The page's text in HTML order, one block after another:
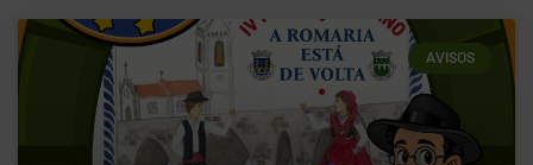
AVISOS